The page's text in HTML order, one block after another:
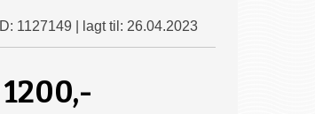
ID: 1127149 | lagt til: 26.04.2023
1200,-